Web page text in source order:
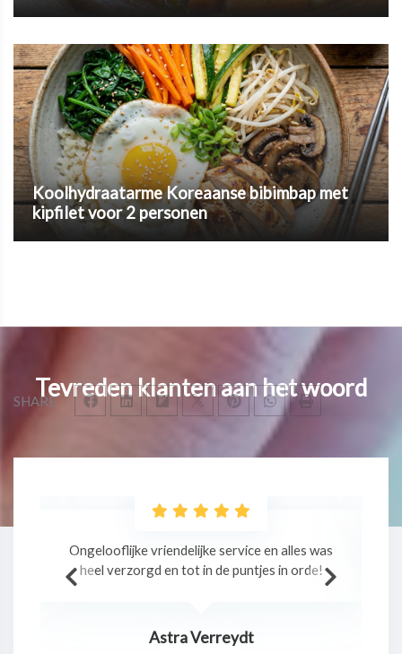
SHARE
Koolhydraatarme Koreaanse bibimbap met
kipfilet voor 2 personen
Tevreden klanten aan het woord
Professionele massage in een relaxte sfeer!